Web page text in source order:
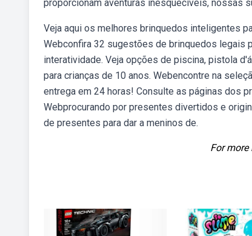
proporcionam aventuras inesquecíveis, nossas
Veja aqui os melhores brinquedos inteligentes
Webconfira 32 sugestões de brinquedos legais
interatividade. Veja opções de piscina, pistola
para crianças de 10 anos. Webencontre na
entrega em 24 horas! Consulte as páginas dos
Webprocurando por presentes divertidos e
de presentes para dar a meninos de.
For